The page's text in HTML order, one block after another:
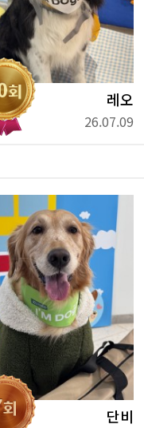
레오
26.07.09
단비